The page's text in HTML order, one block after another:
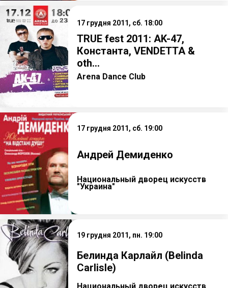
17 грудня 2011, сб. 18:00
TRUE fest 2011: AK-47,
Константа, VENDETTA &
oth...
Arena Dance Club
17 грудня 2011, сб. 19:00
Андрей Демиденко
Национальный дворец искусств
"Украина"
19 грудня 2011, пн. 19:00
Белинда Карлайл (Belinda
Carlisle)